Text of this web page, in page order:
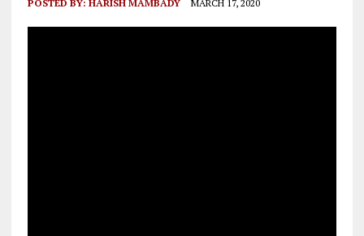
POSTED BY: HARISH MAMBADY MARCH 17, 2020